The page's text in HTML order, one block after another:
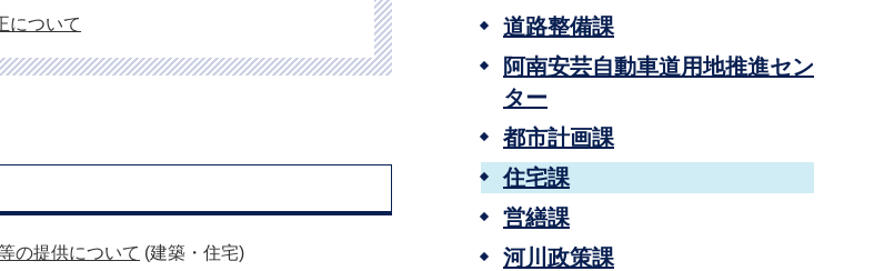
について
の提供について (建築・住宅)
道路整備課
阿南安芸自動車道用地推進セン
ター
都市計画課
住宅課
営繕課
河川政策課